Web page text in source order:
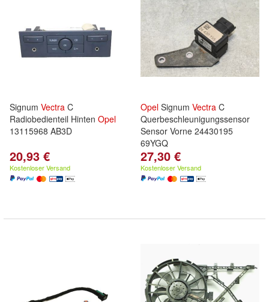
Signum Vectra C
Radiobedienteil Hinten Opel
13115968 AB3D
20,93 €
Kostenloser Versand
Opel Signum Vectra C
Querbeschleunigungssensor
Sensor Vorne 24430195
69YGQ
27,30 €
Kostenloser Versand